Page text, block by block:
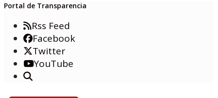
Portal de Transparencia
Rss Feed
Facebook
Twitter
YouTube